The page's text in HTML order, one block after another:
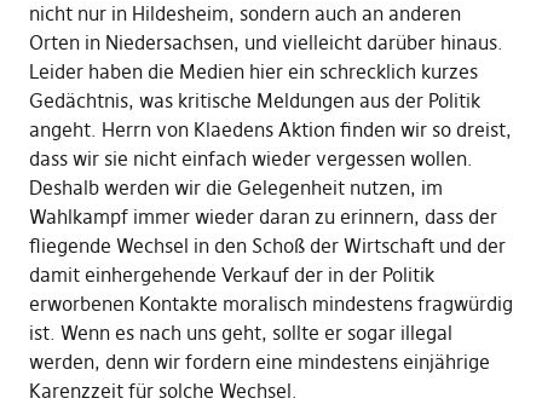
nicht nur in Hildesheim, sondern auch an anderen
Orten in Niedersachsen, und vielleicht darüber hinaus.
Leider haben die Medien hier ein schrecklich kurzes
Gedächtnis, was kritische Meldungen aus der Politik
angeht. Herrn von Klaedens Aktion finden wir so dreist,
dass wir sie nicht einfach wieder vergessen wollen.
Deshalb werden wir die Gelegenheit nutzen, im
Wahlkampf immer wieder daran zu erinnern, dass der
fliegende Wechsel in den Schoß der Wirtschaft und der
damit einhergehende Verkauf der in der Politik
erworbenen Kontakte moralisch mindestens fragwürdig
ist. Wenn es nach uns geht, sollte er sogar illegal
werden, denn wir fordern eine mindestens einjährige
Karenzzeit für solche Wechsel.